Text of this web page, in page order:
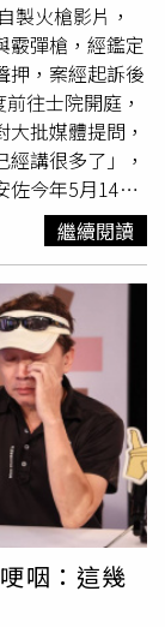
製火槍影片，
霰彈槍，經鑑定
押，案經起訴後
往士院開庭，
批媒體提問，
講很多了」，
佐今年5月14日
影片，因此遭檢
，16日遭士檢聲
於6月29日100
安佐在2018
購買非制式霰
查禁之仿克拉
負式噴火裝
威力，測試過程
生大量黑煙、油
測試影片上傳於
士林地檢署29日
嫌與槍砲彈藥刀
繼續閱讀
咽：這幾